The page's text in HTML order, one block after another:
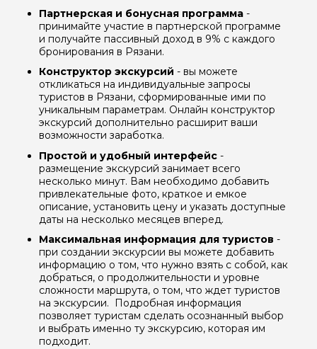
Партнерская и бонусная программа -
принимайте участие в партнерской программе
и получайте пассивный доход в 9% с каждого
бронирования в Рязани.
Конструктор экскурсий - вы можете
откликаться на индивидуальные запросы
туристов в Рязани, сформированные ими по
уникальным параметрам. Онлайн конструктор
экскурсий дополнительно расширит ваши
возможности заработка.
Простой и удобный интерфейс -
размещение экскурсий занимает всего
несколько минут. Вам необходимо добавить
привлекательные фото, краткое и емкое
описание, установить цену и указать доступные
даты на несколько месяцев вперед.
Максимальная информация для туристов -
при создании экскурсии вы можете добавить
информацию о том, что нужно взять с собой, как
добраться, о продолжительности и уровне
сложности маршрута, о том, что ждет туристов
на экскурсии. Подробная информация
позволяет туристам сделать осознанный выбор
и выбрать именно ту экскурсию, которая им
подходит.